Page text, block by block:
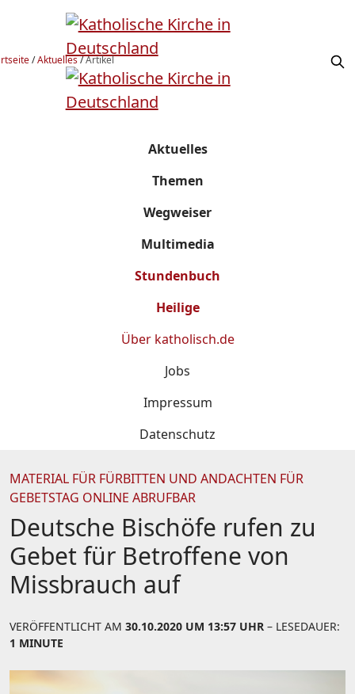
/Aktuelles/Artikel
Aktuelles
Themen
Wegweiser
Multimedia
Stundenbuch
Heilige
Über katholisch.de
Jobs
Impressum
Datenschutz
MATERIAL FÜR FÜRBITTEN UND ANDACHTEN FÜR
GEBETSTAG ONLINE ABRUFBAR
Deutsche Bischöfe rufen zu
Gebet für Betroffene von
Missbrauch auf
VERÖFFENTLICHT AM 30.10.2020 UM 13:57 UHR – LESEDAUER:
1 MINUTE